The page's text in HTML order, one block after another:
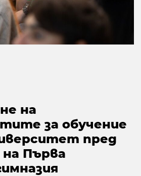
на
за обучение
пред
Първа